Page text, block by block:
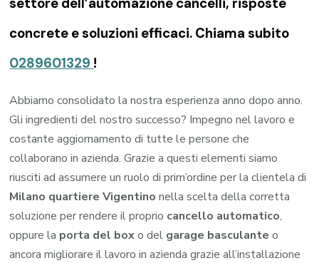
concrete e soluzioni efficaci. Chiama subito
0289601329 !
Abbiamo consolidato la nostra esperienza anno dopo anno.
Gli ingredienti del nostro successo? Impegno nel lavoro e
costante aggiornamento di tutte le persone che
collaborano in azienda. Grazie a questi elementi siamo
riusciti ad assumere un ruolo di prim’ordine per la clientela di
Milano quartiere Vigentino nella scelta della corretta
soluzione per rendere il proprio cancello automatico,
oppure la porta del boxo del garage basculante o
ancora migliorare il lavoro in azienda grazie all’installazione